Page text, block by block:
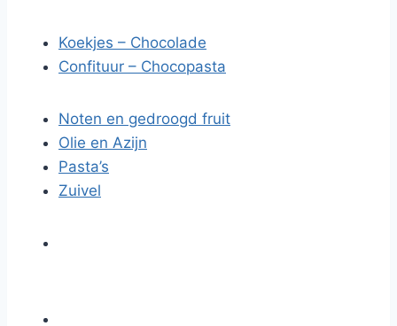
Koekjes – Chocolade
Confituur – Chocopasta
Noten en gedroogd fruit
Olie en Azijn
Pasta’s
Zuivel